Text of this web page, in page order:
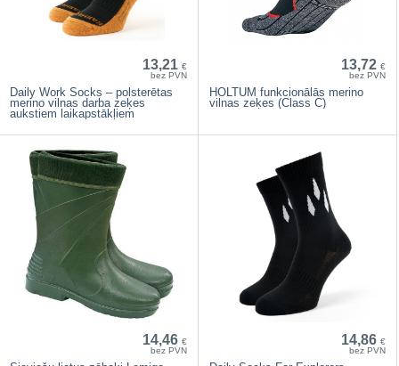
13,21 €
bez PVN
Daily Work Socks – polsterētas
merino vilnas darba zeķes
aukstiem laikapstākļiem
13,72 €
bez PVN
HOLTUM funkcionālās merino
vilnas zeķes (Class C)
14,46 €
bez PVN
14,86 €
bez PVN